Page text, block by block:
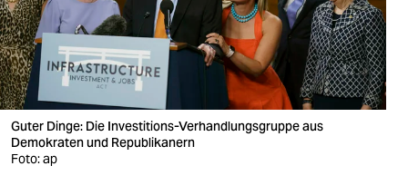
nord
wahrheit
verlag
verlag
Guter Dinge: Die Investitions-Verhandlungsgruppe aus
Demokraten und Republikanern
Foto: ap